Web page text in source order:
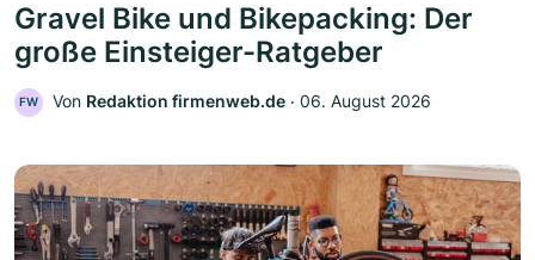
Gravel Bike und Bikepacking: Der
große Einsteiger-Ratgeber
FW Von Redaktion firmenweb.de ‧ 06. August 2026